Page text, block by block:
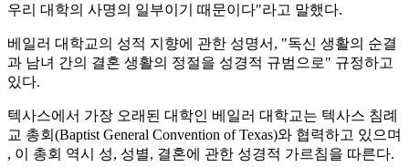
우리 대학의 사명의 일부이기 때문이다"라고 말했다.
베일러 대학교의 성적 지향에 관한 성명서, "독신 생활의 순결
과 남녀 간의 결혼 생활의 정절을 성경적 규범으로" 규정하고
있다.
텍사스에서 가장 오래된 대학인 베일러 대학교는 텍사스 침례
교 총회(Baptist General Convention of Texas)와 협력하고 있으며
, 이 총회 역시 성, 성별, 결혼에 관한 성경적 가르침을 따른다.